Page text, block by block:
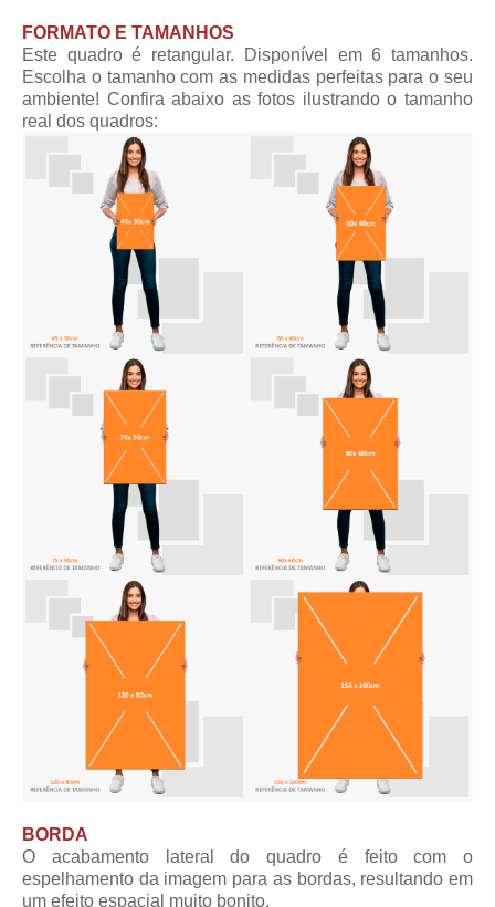
FORMATO E TAMANHOS
Este quadro é retangular. Disponível em 6 tamanhos.
Escolha o tamanho com as medidas perfeitas para o seu
ambiente! Confira abaixo as fotos ilustrando o tamanho
real dos quadros:
BORDA
O acabamento lateral do quadro é feito com o
espelhamento da imagem para as bordas, resultando em
um efeito espacial muito bonito.